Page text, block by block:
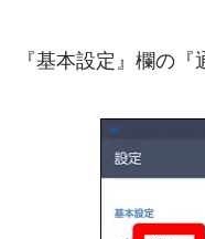
『基本設定』欄の『